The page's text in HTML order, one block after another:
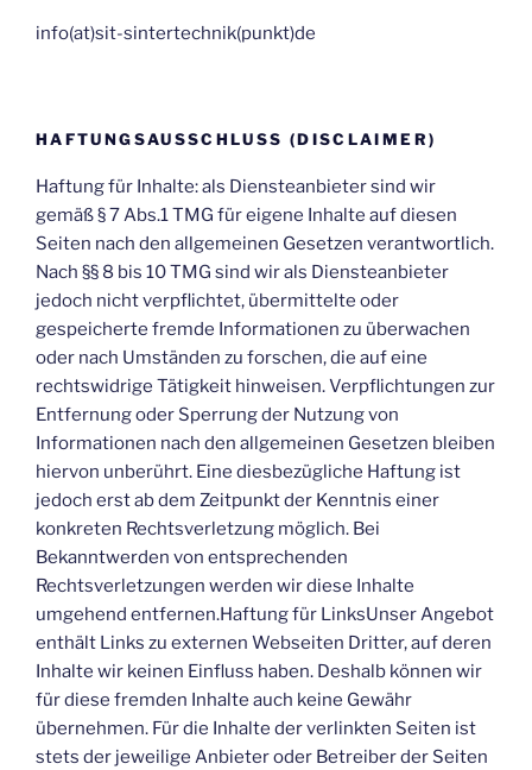
inf‬o(at)sit-sintertechnik(punkt)de
HAFTUNGSAUSSCHLUSS (DISCLAIMER)
Haftung für Inhalte: als Diensteanbieter sind wir
gemäß § 7 Abs.1 TMG für eigene Inhalte auf diesen
Seiten nach den allgemeinen Gesetzen verantwortlich.
Nach §§ 8 bis 10 TMG sind wir als Diensteanbieter
jedoch nicht verpflichtet, übermittelte oder
gespeicherte fremde Informationen zu überwachen
oder nach Umständen zu forschen, die auf eine
rechtswidrige Tätigkeit hinweisen. Verpflichtungen zur
Entfernung oder Sperrung der Nutzung von
Informationen nach den allgemeinen Gesetzen bleiben
hiervon unberührt. Eine diesbezügliche Haftung ist
jedoch erst ab dem Zeitpunkt der Kenntnis einer
konkreten Rechtsverletzung möglich. Bei
Bekanntwerden von entsprechenden
Rechtsverletzungen werden wir diese Inhalte
umgehend entfernen.Haftung für LinksUnser Angebot
enthält Links zu externen Webseiten Dritter, auf deren
Inhalte wir keinen Einfluss haben. Deshalb können wir
für diese fremden Inhalte auch keine Gewähr
übernehmen. Für die Inhalte der verlinkten Seiten ist
stets der jeweilige Anbieter oder Betreiber der Seiten